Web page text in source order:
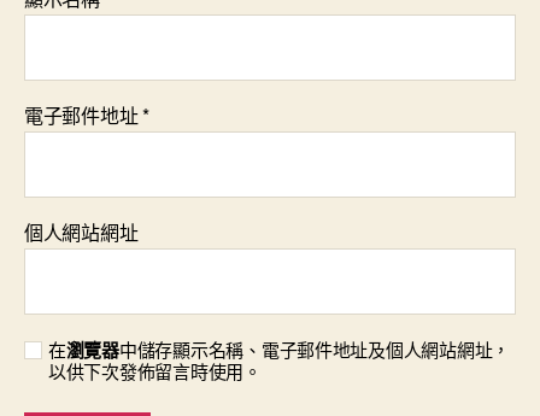
電子郵件地址*
個人網站網址
在瀏覽器中儲存顯示名稱、電子郵件地址及個人網站網址，
以供下次發佈留言時使用。